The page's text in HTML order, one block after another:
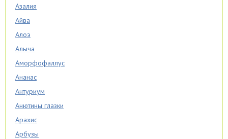
Азалия
Айва
Алоэ
Алыча
Аморфофаллус
Ананас
Антуриум
Анютины глазки
Арахис
Арбузы